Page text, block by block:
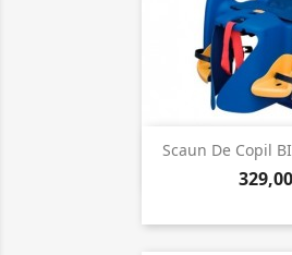
Scaun De Copil
